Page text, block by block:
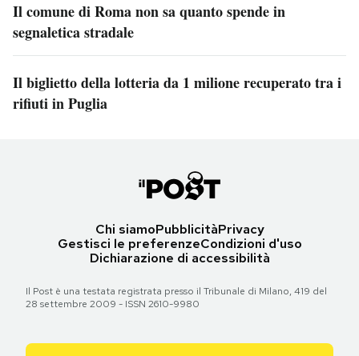
Il comune di Roma non sa quanto spende in
segnaletica stradale
Il biglietto della lotteria da 1 milione recuperato tra i
rifiuti in Puglia
Chi siamoPubblicitàPrivacy
Gestisci le preferenzeCondizioni d'uso
Dichiarazione di accessibilità
Il Post è una testata registrata presso il Tribunale di Milano, 419 del
28 settembre 2009 - ISSN 2610-9980